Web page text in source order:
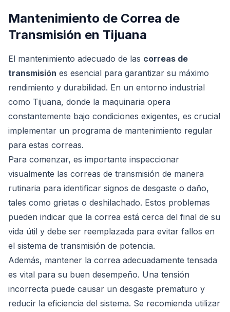
Mantenimiento de Correa de
Transmisión en Tijuana
El mantenimiento adecuado de las correas de
transmisión es esencial para garantizar su máximo
rendimiento y durabilidad. En un entorno industrial
como Tijuana, donde la maquinaria opera
constantemente bajo condiciones exigentes, es crucial
implementar un programa de mantenimiento regular
para estas correas.
Para comenzar, es importante inspeccionar
visualmente las correas de transmisión de manera
rutinaria para identificar signos de desgaste o daño,
tales como grietas o deshilachado. Estos problemas
pueden indicar que la correa está cerca del final de su
vida útil y debe ser reemplazada para evitar fallos en
el sistema de transmisión de potencia.
Además, mantener la correa adecuadamente tensada
es vital para su buen desempeño. Una tensión
incorrecta puede causar un desgaste prematuro y
reducir la eficiencia del sistema. Se recomienda utilizar